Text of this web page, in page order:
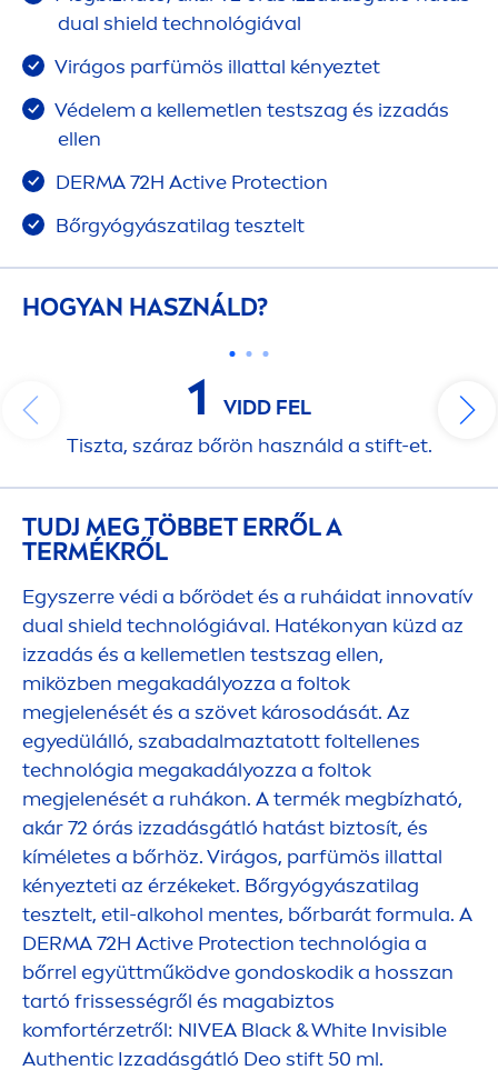
dual shield technológiával
Virágos parfümös illattal kényeztet
Védelem a kellemetlen testszag és izzadás
ellen
DERMA 72H Active Protection
Bőrgyógyászatilag tesztelt
HOGYAN HASZNÁLD?
1
VIDD FEL
Tiszta, száraz bőrön használd a stift-et.
TUDJ MEG TÖBBET ERRŐL A
TERMÉKRŐL
Egyszerre védi a bőrödet és a ruháidat innovatív
dual shield technológiával. Hatékonyan küzd az
izzadás és a kellemetlen testszag ellen,
miközben megakadályozza a foltok
megjelenését és a szövet károsodását. Az
egyedülálló, szabadalmaztatott foltellenes
technológia megakadályozza a foltok
megjelenését a ruhákon. A termék megbízható,
akár 72 órás izzadásgátló hatást biztosít, és
kíméletes a bőrhöz. Virágos, parfümös illattal
kényezteti az érzékeket. Bőrgyógyászatilag
tesztelt, etil-alkohol mentes, bőrbarát formula. A
DERMA 72H Active Protection technológia a
bőrrel együttműködve gondoskodik a hosszan
tartó frissességről és magabiztos
komfortérzetről: NIVEA Black&White Invisible
Authentic Izzadásgátló Deo stift 50 ml.